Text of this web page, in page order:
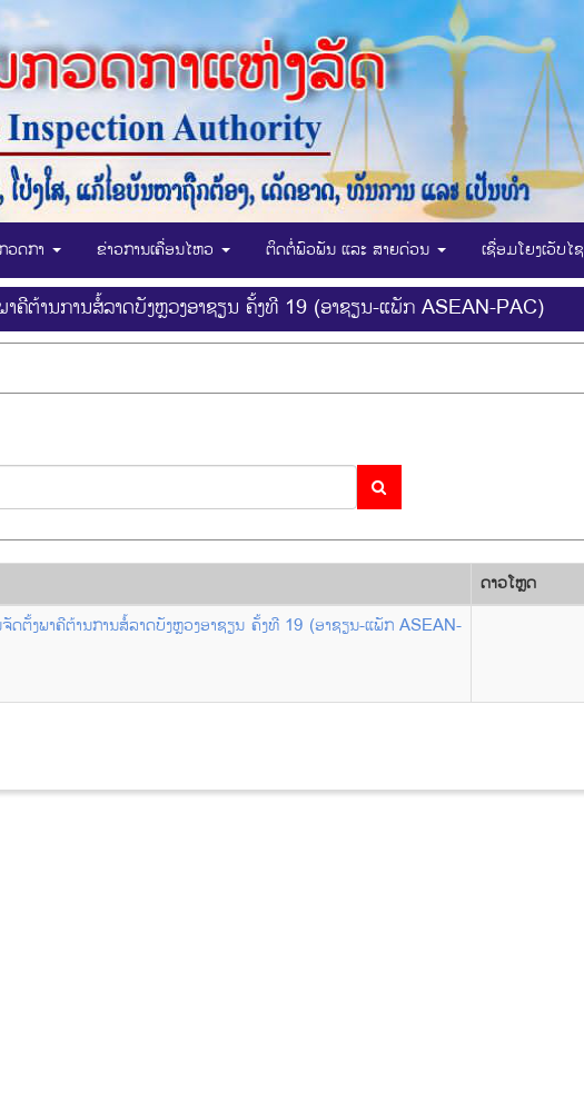
ວດກາ ຂ່າວການເຄື່ອນໄຫວ ຕິດຕໍ່ພົວພັນ ແລະ ສາຍດ່ວນ ເຊື່ອມໂຍງເວັບໄຊ
ຄີຕ້ານການສໍ້ລາດບັງຫຼວງອາຊຽນ ຄັ້ງທີ 19 (ອາຊຽນ-ແພັກ ASEAN-PAC)
ດາວ​ໂຫຼດ
ດຕັ້ງພາຄີຕ້ານການສໍ້ລາດບັງຫຼວງອາຊຽນ ຄັ້ງທີ 19 (ອາຊຽນ-ແພັກ ASEAN-